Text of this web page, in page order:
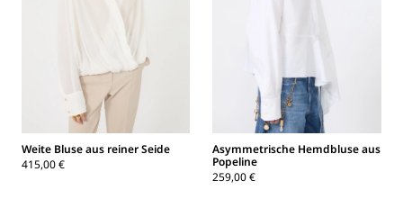
Weite Bluse aus reiner Seide
415,00 €
Asymmetrische Hemdbluse aus
Popeline
259,00 €